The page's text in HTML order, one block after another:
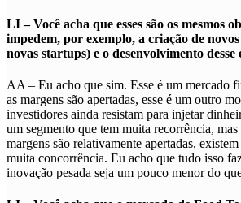
LI – Você acha que esses são os mesmos
impedem, por exemplo, a criação de
novas startups) e o desenvolvimento desse
AA – Eu acho que sim. Esse é um mercado
as margens são apertadas, esse é um outro
investidores ainda resistam para injetar
um segmento que tem muita recorrência,
margens são relativamente apertadas,
muita concorrência. Eu acho que tudo isso
inovação pesada seja um pouco menor do